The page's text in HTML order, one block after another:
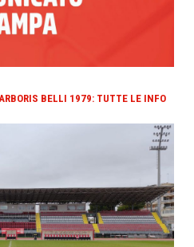
BELLI 1979: TUTTE LE INFO